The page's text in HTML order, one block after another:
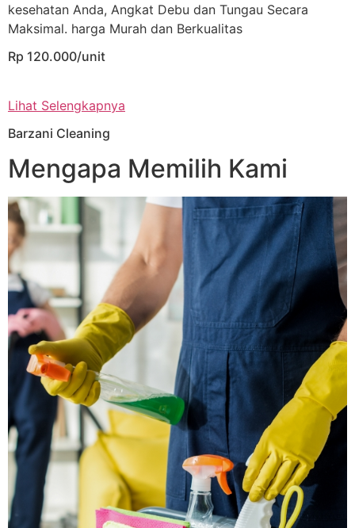
kesehatan Anda, Angkat Debu dan Tungau Secara
Maksimal. harga Murah dan Berkualitas
Rp 120.000/unit
Lihat Selengkapnya
Barzani Cleaning
Mengapa Memilih Kami